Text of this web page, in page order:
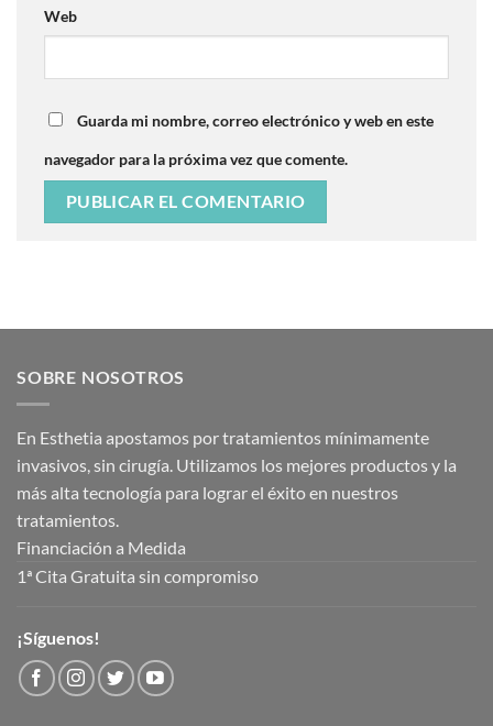
Web
Guarda mi nombre, correo electrónico y web en este
navegador para la próxima vez que comente.
SOBRE NOSOTROS
En Esthetia apostamos por tratamientos mínimamente
invasivos, sin cirugía. Utilizamos los mejores productos y la
más alta tecnología para lograr el éxito en nuestros
tratamientos.
Financiación a Medida
1ª Cita Gratuita sin compromiso
¡Síguenos!